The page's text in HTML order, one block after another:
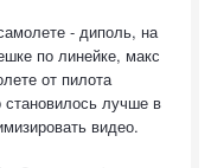
- диполь, на
по линейке, макс
от пилота
становилось лучше в
видео.